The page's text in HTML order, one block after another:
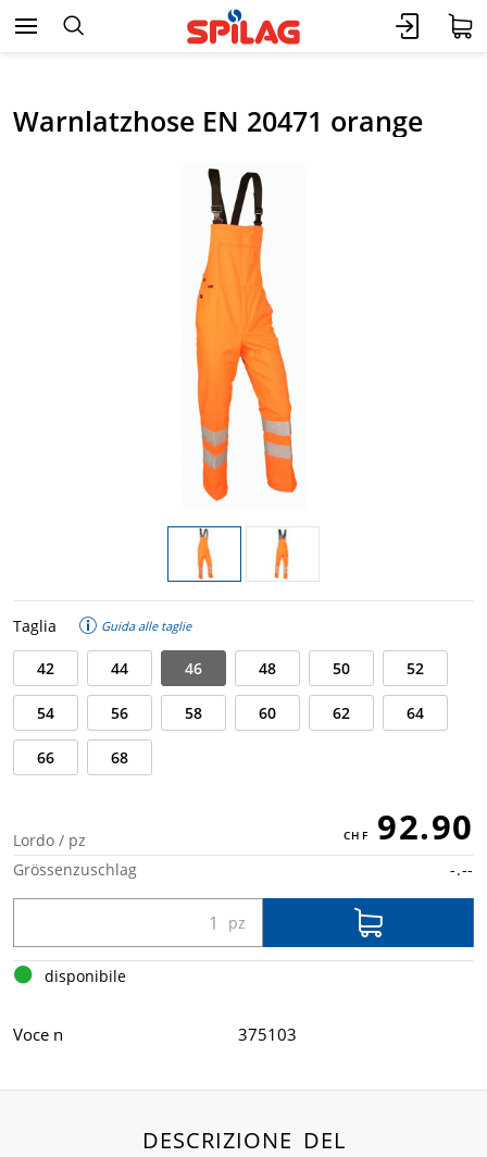
Warnlatzhose EN 20471 orange
Taglia Guida alle taglie
42 44 46 48 50 52
54 56 58 60 62 64
66 68
Lordo / pz 92.90
Grössenzuschlag -.--
disponibile
Voce n 375103
DESCRIZIONE DEL